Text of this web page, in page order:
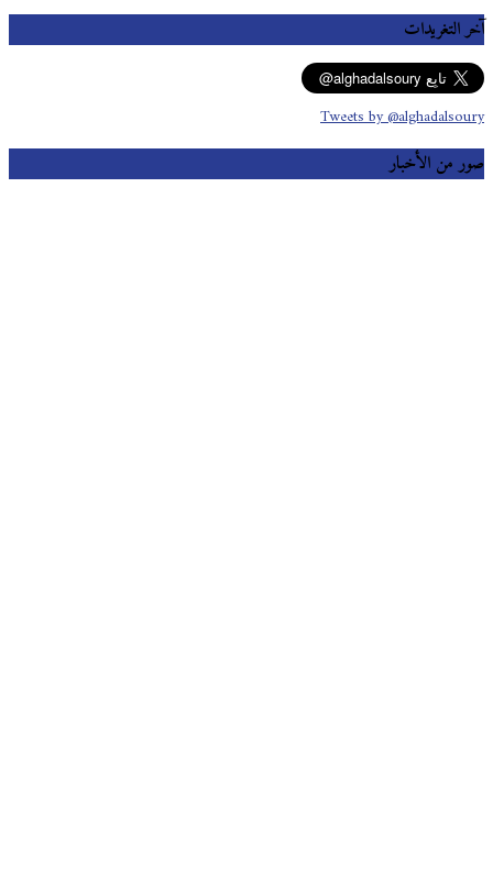
آخر التغريدات
Tweets by @alghadalsoury
صور من الأخبار